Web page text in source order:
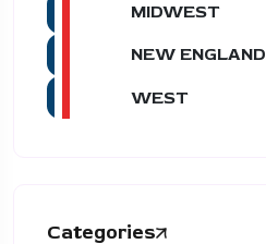
MIDWEST
NEW ENGLAND
WEST
Categories